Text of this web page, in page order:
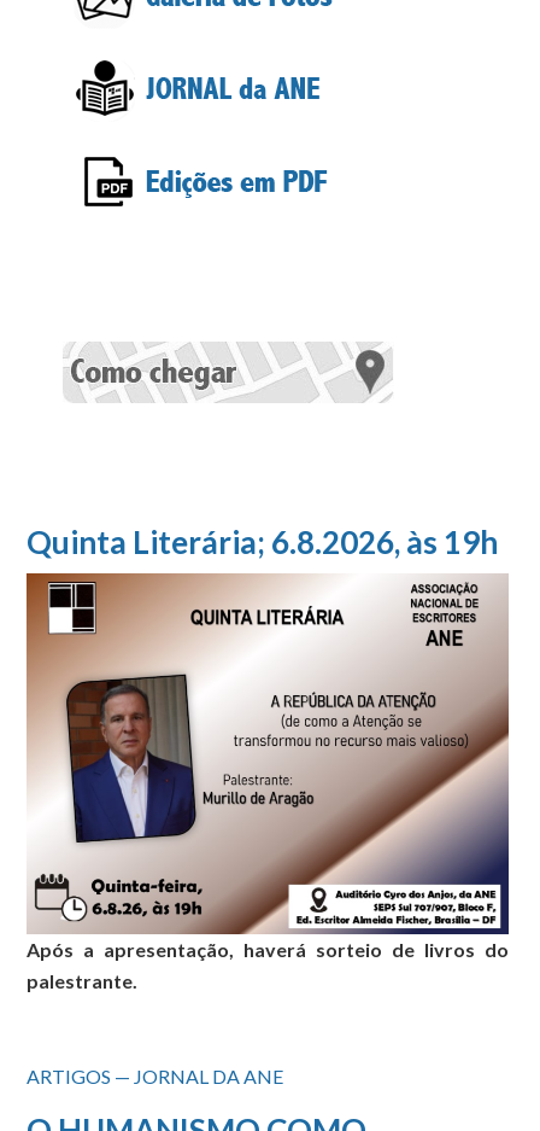
Quinta Literária; 6.8.2026, às 19h
Após a apresentação, haverá sorteio de livros do
palestrante.
ARTIGOS — JORNAL DA ANE